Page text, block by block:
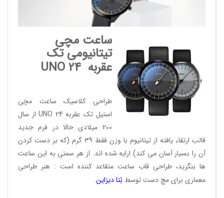
ساعت مچی
تیتانیومی تک
عقربهUNO 24
طراحی کلاسیک ساعت مچی
استیل تک عقربه UNO 24 از سال
200 میلادی حالا در فرم جدید
قالب ارتقاء یافته از تیتانیوم با وزن فقط 39 گرم (که بر دست کردن
آن را بسیار آسان می کند) ارایه شده اند. از هر سمتی به این ساعت
ها بنگرید، طراحی قاب ساعت متقاعد کننده است : هنر طراحی
معماری برای مچ دست توسط بُتا دیزاین.